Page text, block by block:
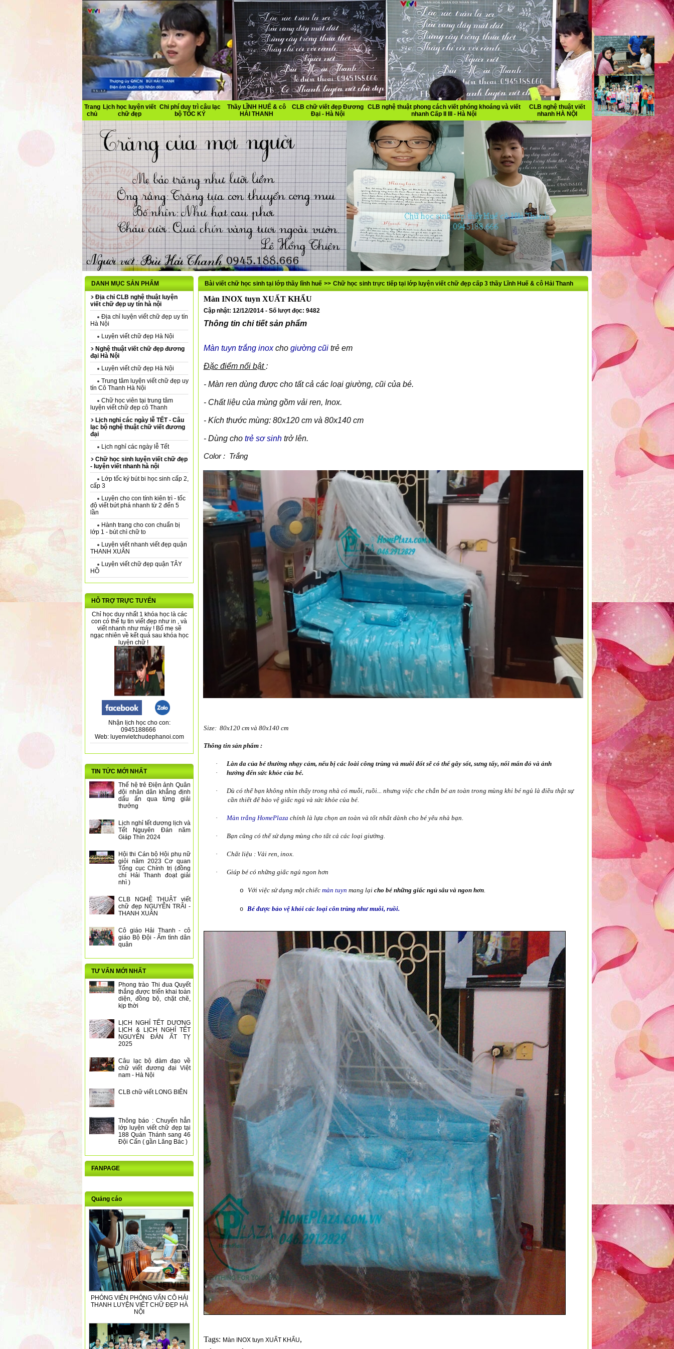
Trang
chủ
Lịch học luyện viết
chữ đẹp
Chi phí duy trì câu lạc
bộ TỐC KÝ
Thầy LĨNH HUẾ & cô
HẢI THANH
CLB chữ viết đẹp Đương
Đại - Hà Nội
CLB nghệ thuật phong cách viết phóng khoáng và viết
nhanh Cấp II III - Hà Nội
CLB nghệ thuật viết
nhanh HÀ NỘI
DANH MỤC SẢN PHẨM
Địa chỉ CLB nghệ thuật luyện
viết chữ đẹp uy tín hà nội
Địa chỉ luyện viết chữ đẹp uy tín
Hà Nội
Luyện viết chữ đẹp Hà Nội
Nghệ thuật viết chữ đẹp đương
đại Hà Nội
Luyện viết chữ đẹp Hà Nội
Trung tâm luyện viết chữ đẹp uy
tín Cô Thanh Hà Nội
Chữ học viên tại trung tâm
luyện viết chữ đẹp cô Thanh
Lịch nghỉ các ngày lễ TẾT - Câu
lạc bộ nghệ thuật chữ viết đương
đại
Lịch nghỉ các ngày lễ Tết
Chữ học sinh luyện viết chữ đẹp
- luyện viết nhanh hà nội
Lớp tốc ký bút bi học sinh cấp 2,
cấp 3
Luyện cho con tính kiên trì - tốc
độ viết bứt phá nhanh từ 2 đến 5
lần
Hành trang cho con chuẩn bị
lớp 1 - bút chì chữ to
Luyện viết nhanh viết đẹp quận
THANH XUÂN
Luyện viết chữ đẹp quận TÂY
HỒ
HỖ TRỢ TRỰC TUYẾN
Chỉ học duy nhất 1 khóa học là các
con có thể tụ tin viết đẹp như in , và
viết nhanh như máy ! Bố mẹ sẽ
ngạc nhiên về kết quả sau khóa học
luyện chữ !
Nhận lịch học cho con:
0945188666
Web: luyenvietchudephanoi.com
TIN TỨC MỚI NHẤT
Thế hệ trẻ Điện ảnh Quân
đội nhân dân khẳng định
dấu ấn qua từng giải
thưởng
Lịch nghỉ tết dương lịch và
Tết Nguyên Đán năm
Giáp Thìn 2024
Hội thi Cán bộ Hội phụ nữ
giỏi năm 2023 Cơ quan
Tổng cục Chính trị (đồng
chí Hải Thanh đoạt giải
nhì )
CLB NGHỆ THUẬT viết
chữ đẹp NGUYỄN TRÃI -
THANH XUÂN
Cô giáo Hải Thanh - cô
giáo Bộ Đội - Ấm tình dân
quân
TƯ VẤN MỚI NHẤT
Phong trào Thi đua Quyết
thắng được triển khai toàn
diện, đồng bộ, chặt chẽ,
kịp thời
LỊCH NGHỈ TẾT DƯƠNG
LỊCH & LỊCH NGHỈ TẾT
NGUYÊN ĐÁN ẤT TỴ
2025
Câu lạc bộ đàm đạo về
chữ viết đương đại Việt
nam - Hà Nội
CLB chữ viết LONG BIÊN
Thông báo : Chuyển hẳn
lớp luyện viết chữ đẹp tại
188 Quán Thánh sang 46
Đội Cấn ( gần Lăng Bác )
FANPAGE
Quảng cáo
PHÓNG VIÊN PHỎNG VẤN CÔ HẢI
THANH LUYỆN VIẾT CHỮ ĐẸP HÀ
NỘI
Bài viết chữ học sinh tại lớp thầy lĩnh huế >> Chữ học sinh trực tiếp tại lớp luyện viết chữ đẹp cấp 3 thầy Lĩnh Huế & cô Hải Thanh
Màn INOX tuyn XUẤT KHẨU
Cập nhật: 12/12/2014 - Số lượt đọc: 9482
Thông tin chi tiết sản phẩm
Màn tuyn trắng inoxchogiường cũitrẻ em
Đặc điểm nổi bật:
- Màn ren dùng được cho tất cả các loại giường, cũi của bé.
- Chất liệu của mùng gồm vải ren, Inox.
- Kích thước mùng: 80x120 cm và 80x140 cm
- Dùng cho trẻ sơ sinhtrở lên.
Color : Trắng
Size: 80x120 cm và 80x140 cm
Thông tin sản phẩm :
·
Làn da của bé thường nhạy cảm, nếu bị các loài công trùng và muỗi đốt sẽ có thể gây sốt, sưng tấy, nổi mẩn đỏ và ảnh
·
hưởng đến sức khỏe của bé.
·
Dù có thể bạn không nhìn thấy trong nhà có muỗi, ruồi... nhưng việc che chắn bé an toàn trong mùng khi bé ngủ là điều thật sự
cần thiết để bảo vệ giấc ngủ và sức khỏe của bé.
· Màn trắng HomePlaza chính là lựa chọn an toàn và tốt nhất dành cho bé yêu nhà bạn.
· Bạn cũng có thể sử dụng mùng cho tất cả các loại giường.
· Chất liệu : Vải ren, inox.
· Giúp bé có những giấc ngủ ngon hơn
o Với việc sử dụng một chiếc màn tuyn mang lại cho bé những giấc ngủ sâu và ngon hơn.
o Bé được bảo vệ khỏi các loại côn trùng như muỗi, ruồi.
Tags: Màn INOX tuyn XUẤT KHẨU,